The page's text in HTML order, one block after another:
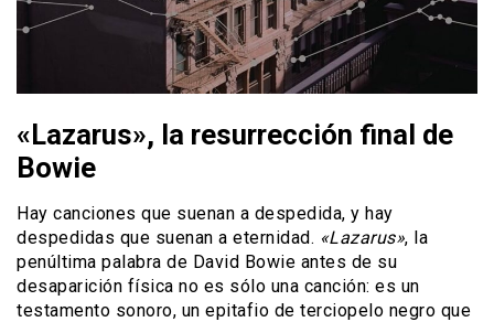
«Lazarus», la resurrección final de
Bowie
Hay canciones que suenan a despedida, y hay
despedidas que suenan a eternidad. «Lazarus», la
penúltima palabra de David Bowie antes de su
desaparición física no es sólo una canción: es un
testamento sonoro, un epitafio de terciopelo negro que